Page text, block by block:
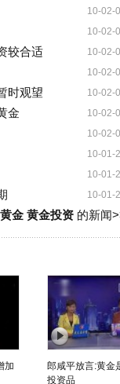
10-02-
10-02-
10-02-
较合适
10-02-
10-02-
时观望
10-02-
金
10-02-
10-01-
10-01-
10-01-
黄金 黄金投资的新闻
加
郎咸平放言:黄金
投资品